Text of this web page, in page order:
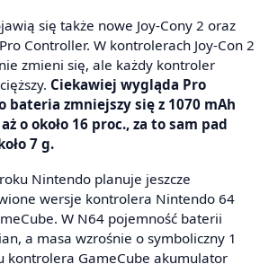
się także nowe Joy-Cony 2 oraz
Controller. W kontrolerach Joy-Con 2
zmieni się, ale każdy kontroler
Ciekawiej wygląda Pro
bateria zmniejszy się z 1070 mAh
o około 16 proc., za to sam pad
7 g.
Nintendo planuje jeszcze
wersje kontrolera Nintendo 64
W N64 pojemność baterii
a masa wzrośnie o symboliczny 1
kontrolera GameCube akumulator